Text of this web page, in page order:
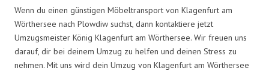
Wenn du einen günstigen Möbeltransport von Klagenfurt am
Wörthersee nach Plowdiw suchst, dann kontaktiere jetzt
Umzugsmeister König Klagenfurt am Wörthersee. Wir freuen uns
darauf, dir bei deinem Umzug zu helfen und deinen Stress zu
nehmen. Mit uns wird dein Umzug von Klagenfurt am Wörthersee